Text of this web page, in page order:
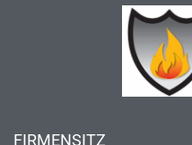
FIRMENSITZ